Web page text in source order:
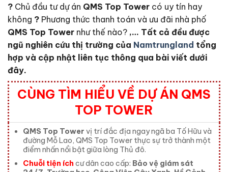
? Chủ đầu tư dự án QMS Top Tower có uy tín hay
không ? Phương thức thanh toán và ưu đãi nhà phố
QMS Top Tower như thế nào? ,… Tất cả đều được
ngũ nghiên cứu thị trường của Namtrungland tổng
hợp và cập nhật liên tục thông qua bài viết dưới
đây.
CÙNG TÌM HIỂU VỀ DỰ ÁN QMS
TOP TOWER
QMS Top Tower vị trí đắc địa ngay ngã ba Tố Hữu và
đường Mỗ Lao, QMS Top Tower thực sự trở thành một
điểm nhấn nổi bật giữa lòng Thủ đô.
Chuỗi tiện ích cư dân cao cấp: Bảo vệ giám sát